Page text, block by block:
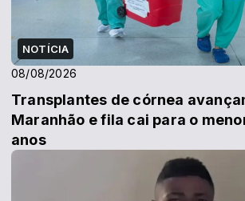
NOTÍCIA
08/08/2026
Transplantes de córnea
Maranhão e fila cai para o
anos